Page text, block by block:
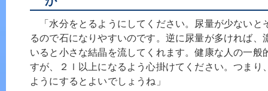
「水分をとるようにしてください。尿量が少ないと
るので石になりやすいのです。逆に尿量が多ければ、
いると小さな結晶を流してくれます。健康な人の一般
すが、２ｌ以上になるよう心掛けてください。つまり
ようにするとよいでしょうね」